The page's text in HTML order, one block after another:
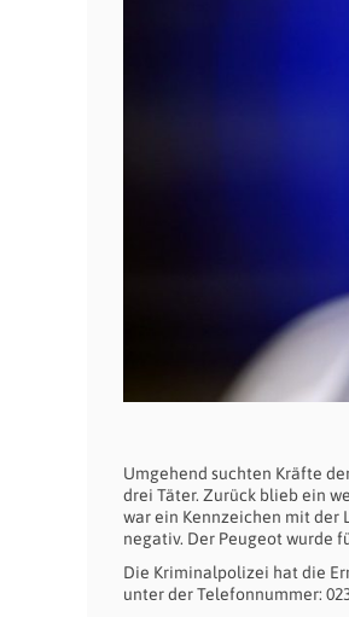
Umgehend suchten Kräfte
drei Täter. Zurück blieb ein
war ein Kennzeichen mit der
negativ. Der Peugeot wurde
Die Kriminalpolizei hat die
unter der Telefonnummer: